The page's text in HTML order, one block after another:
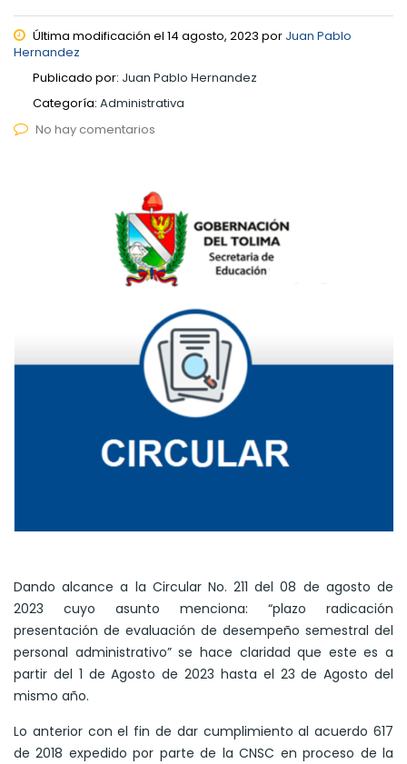
Última modificación el 14 agosto, 2023 por Juan Pablo
Hernandez
Publicado por: Juan Pablo Hernandez
Categoría: Administrativa
No hay comentarios
Dando alcance a la Circular No. 211 del 08 de agosto de
2023 cuyo asunto menciona: “plazo radicación
presentación de evaluación de desempeño semestral del
personal administrativo” se hace claridad que este es a
partir del 1 de Agosto de 2023 hasta el 23 de Agosto del
mismo año.
Lo anterior con el fin de dar cumplimiento al acuerdo 617
de 2018 expedido por parte de la CNSC en proceso de la